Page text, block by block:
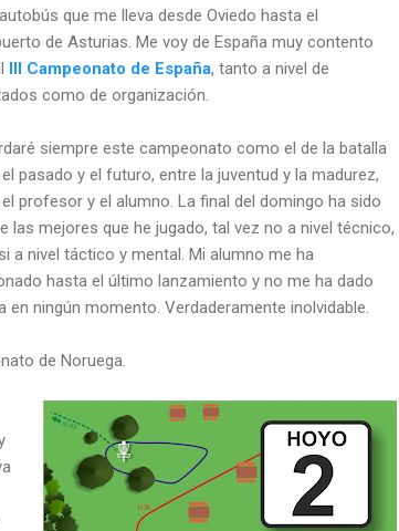
que me lleva desde Oviedo hasta el
de Asturias. Me voy de España muy contento
III Campeonato de España, tanto a nivel de
como de organización.
siempre este campeonato como el de la batalla
pasado y el futuro, entre la juventud y la madurez,
profesor y el alumno. La final del domingo ha sido
las mejores que he jugado, tal vez no a nivel técnico,
a nivel táctico y mental. Mi alumno me ha
hasta el último lanzamiento y no me ha dado
en ningún momento. Verdaderamente inolvidable.
de Noruega.